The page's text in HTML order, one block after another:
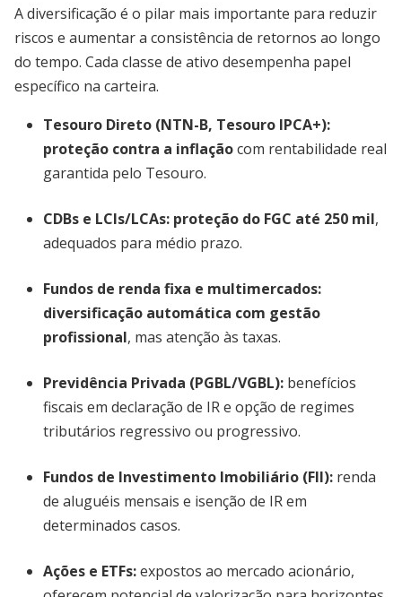
A diversificação é o pilar mais importante para reduzir
riscos e aumentar a consistência de retornos ao longo
do tempo. Cada classe de ativo desempenha papel
específico na carteira.
Tesouro Direto (NTN-B, Tesouro IPCA+):
proteção contra a inflaçãocom rentabilidade real
garantida pelo Tesouro.
CDBs e LCIs/LCAs: proteção do FGC até 250 mil,
adequados para médio prazo.
Fundos de renda fixa e multimercados:
diversificação automática com gestão
profissional, mas atenção às taxas.
Previdência Privada (PGBL/VGBL): benefícios
fiscais em declaração de IR e opção de regimes
tributários regressivo ou progressivo.
Fundos de Investimento Imobiliário (FII): renda
de aluguéis mensais e isenção de IR em
determinados casos.
Ações e ETFs:expostos ao mercado acionário,